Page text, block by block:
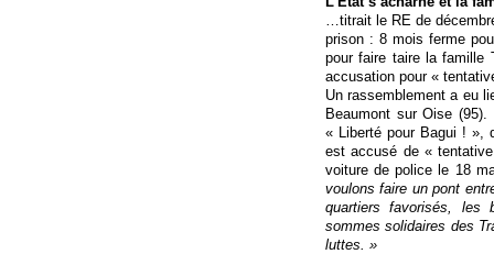
…titrait le RE de
prison : 8 mois ferme
pour faire taire la famille
accusation pour «
Un rassemblement a eu
Beaumont sur Oise
« Liberté pour Bagui ! »,
est accusé de « tentative
voiture de police le 18
voulons faire un pont
quartiers favorisés, les
sommes solidaires des
luttes. »